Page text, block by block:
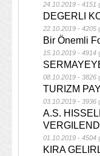
24.10.2019 - 4151
DEGERLI
22.10.2019 - 4205
Bir Önemli
15.10.2019 - 4914
08.10.2019 - 3826
TURIZM
03.10.2019 - 3936
A.S.
01.10.2019 - 4504
KIRA